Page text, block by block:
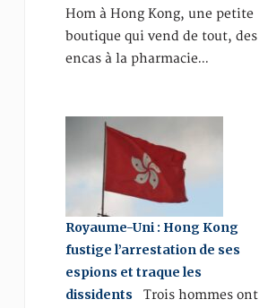
Hom à Hong Kong, une petite
boutique qui vend de tout, des
encas à la pharmacie…
Royaume-Uni : Hong Kong
fustige l’arrestation de ses
espions et traque les
dissidents Trois hommes ont